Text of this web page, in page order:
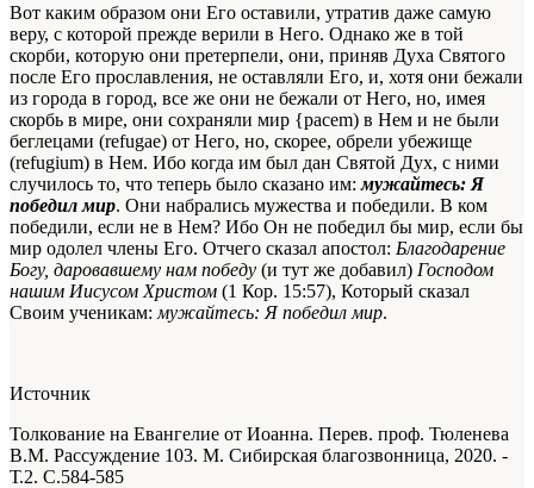
Вот каким образом они Его оставили, утратив даже самую
веру, с которой прежде верили в Него. Однако же в той
скорби, которую они претерпели, они, приняв Духа Святого
после Его прославления, не оставляли Его, и, хотя они бежали
из города в город, все же они не бежали от Него, но, имея
скорбь в мире, они сохраняли мир {pacem) в Нем и не были
беглецами (refugae) от Него, но, скорее, обрели убежище
(refugium) в Нем. Ибо когда им был дан Святой Дух, с ними
случилось то, что теперь было сказано им:мужайтесь: Я
победил мир. Они набрались мужества и победили. В ком
победили, если не в Нем? Ибо Он не победил бы мир, если бы
мир одолел члены Его. Отчего сказал апостол: Благодарение
Богу, даровавшему нам победу (и тут же добавил) Господом
нашим Иисусом Христом (1 Кор. 15:57), Который сказал
Своим ученикам: мужайтесь: Я победил мир.
Источник
Толкование на Евангелие от Иоанна. Перев. проф. Тюленева
В.М. Рассуждение 103. М. Сибирская благозвонница, 2020. -
Т.2. С.584-585